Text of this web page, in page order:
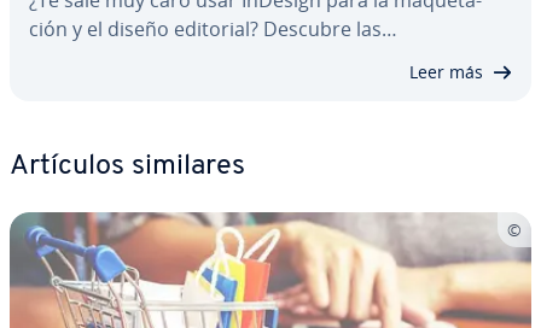
ción y el diseño editorial? Descubre las…
Leer más
Artículos similares